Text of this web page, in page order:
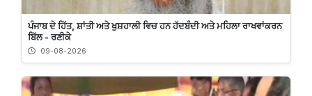
ਪੰਜਾਬ ਦੇ ਹਿੱਤ, ਸ਼ਾਂਤੀ ਅਤੇ ਖੁਸ਼ਹਾਲੀ ਵਿਚ ਹਨ ਹੱਦਬੰਦੀ ਅਤੇ ਮਹਿਲਾ ਰਾਖਵਾਂਕਰਨ
ਬਿੱਲ - ਰਣੀਕੇ
09-08-2026